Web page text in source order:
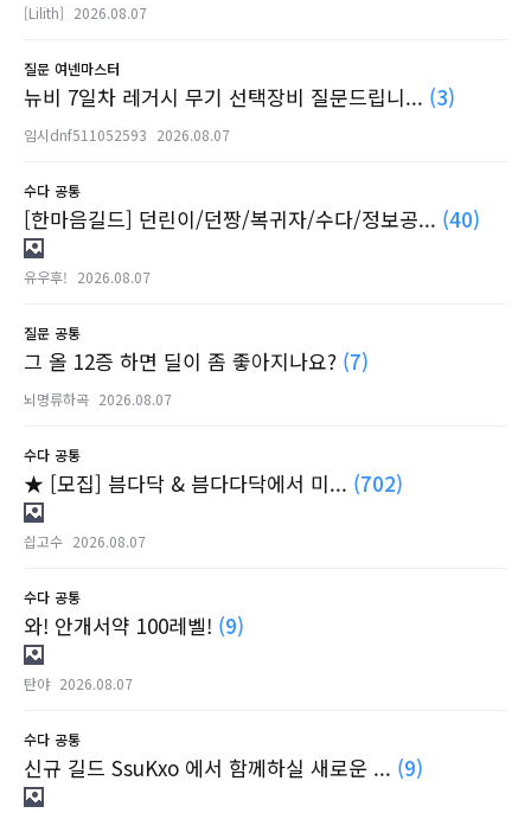
[Lilith] 2026.08.07
질문 여넨마스터
뉴비 7일차 레거시 무기 선택장비 질문드립니... (3)
임시dnf511052593 2026.08.07
수다 공통
[한마음길드] 던린이/던짱/복귀자/수다/정보공... (40)
유우후! 2026.08.07
질문 공통
그 올 12증 하면 딜이 좀 좋아지나요? (7)
뇌명류하곡 2026.08.07
수다 공통
★ [모집] 븜다닥 & 븜다다닥에서 미... (702)
싑고수 2026.08.07
수다 공통
와! 안개서약 100레벨! (9)
탄야 2026.08.07
수다 공통
신규 길드 SsuKxo 에서 함께하실 새로운 ... (9)